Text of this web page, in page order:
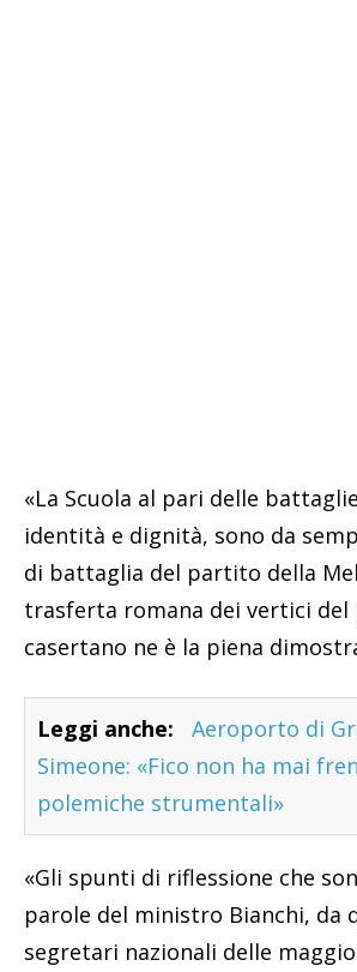
«La Scuola al pari delle
identità e dignità, sono da
di battaglia del partito della
trasferta romana dei vertici
casertano ne è la piena
Leggi anche:
Aeroporto di
Simeone: «Fico non ha mai
polemiche strumentali»
«Gli spunti di riflessione che
parole del ministro Bianchi, da
segretari nazionali delle